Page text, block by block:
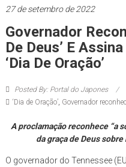
27 de setembro de 2022
Governador
De Deus’ E
‘Dia De Oração’
Posted By: Portal do Japones
‘Dia de Oração’, Governador
A proclamação reconhece “a
da graça de Deus
O governador do Tennessee